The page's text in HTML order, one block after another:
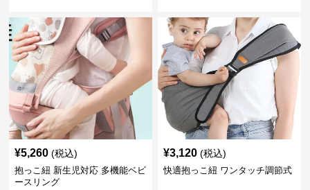
¥5,260 (税込)
抱っこ紐 新生児対応 多機能ベビ
ースリング
¥3,120 (税込)
快適抱っこ紐 ワンタッチ調節式